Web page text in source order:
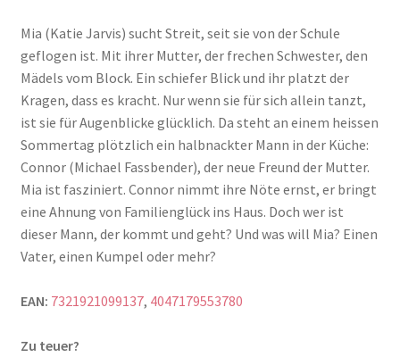
Mia (Katie Jarvis) sucht Streit, seit sie von der Schule
geflogen ist. Mit ihrer Mutter, der frechen Schwester, den
Mädels vom Block. Ein schiefer Blick und ihr platzt der
Kragen, dass es kracht. Nur wenn sie für sich allein tanzt,
ist sie für Augenblicke glücklich. Da steht an einem heissen
Sommertag plötzlich ein halbnackter Mann in der Küche:
Connor (Michael Fassbender), der neue Freund der Mutter.
Mia ist fasziniert. Connor nimmt ihre Nöte ernst, er bringt
eine Ahnung von Familienglück ins Haus. Doch wer ist
dieser Mann, der kommt und geht? Und was will Mia? Einen
Vater, einen Kumpel oder mehr?
EAN: 7321921099137, 4047179553780
Zu teuer?